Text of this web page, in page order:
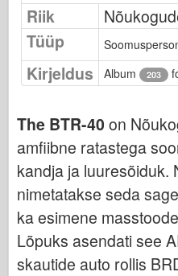
Mutrid ja poldid
Uus Vanguard
Osprey modelleerimine
Osprey Kirjastus
Veoautod ja tankid
Waffen-Arsenal
Wydawnictwo Militaria
Maquettes
Akadeemia
Riik
Tüüp
Kirjeldus Album 203
The BTR-40 on
amfiibne ratastega
kandja ja luuresõiduk.
nimetatakse seda
ka esimene
Lõpuks asendati see
skautide auto rollis